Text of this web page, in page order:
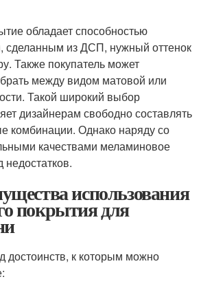
обладает способностью
сделанным из ДСП, нужный оттенок
Также покупатель может
между видом матовой или
Такой широкий выбор
дизайнерам свободно составлять
комбинации. Однако наряду со
качествами меламиновое
использования
покрытия для
достоинств, к которым можно